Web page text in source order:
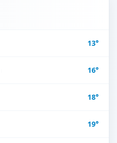
13°
16°
18°
19°